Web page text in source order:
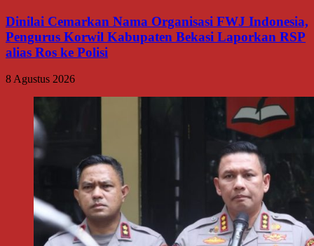
Dinilai Cemarkan Nama Organisasi FWJ Indonesia,
Pengurus Korwil Kabupaten Bekasi Laporkan RSP
alias Ros ke Polisi
8 Agustus 2026